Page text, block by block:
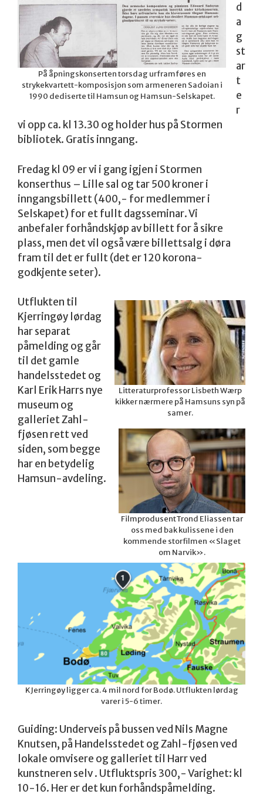
På åpningskonserten torsdag urframføres en
strykekvartett-komposisjon som armeneren Sadoian i
1990 dediserte til Hamsun og Hamsun-Selskapet.
d
a
g
st
ar
t
e
r
vi opp ca. kl 13.30 og holder hus på Stormen
bibliotek. Gratis inngang.
Fredag kl 09 er vi i gang igjen i Stormen
konserthus – Lille sal og tar 500 kroner i
inngangsbillett (400,- for medlemmer i
Selskapet) for et fullt dagsseminar. Vi
anbefaler forhåndskjøp av billett for å sikre
plass, men det vil også være billettsalg i døra
fram til det er fullt (det er 120 korona-
godkjente seter).
Litteraturprofessor Lisbeth Wærp
kikker nærmere på Hamsuns syn på
samer.
FilmprodusentTrond Eliassen tar
oss med bak kulissene i den
kommende storfilmen «Slaget
om Narvik».
Utflukten til
Kjerringøy lørdag
har separat
påmelding og går
til det gamle
handelsstedet og
Karl Erik Harrs nye
museum og
galleriet Zahl-
fjøsen rett ved
siden, som begge
har en betydelig
Hamsun-avdeling.
KJerringøy ligger ca. 4 mil nord for Bodø. Utflukten lørdag
varer i 5-6 timer.
Guiding: Underveis på bussen ved Nils Magne
Knutsen, på Handelsstedet og Zahl-fjøsen ved
lokale omvisere og galleriet til Harr ved
kunstneren selv . Utfluktspris 300,- Varighet: kl
10-16. Her er det kun forhåndspåmelding.